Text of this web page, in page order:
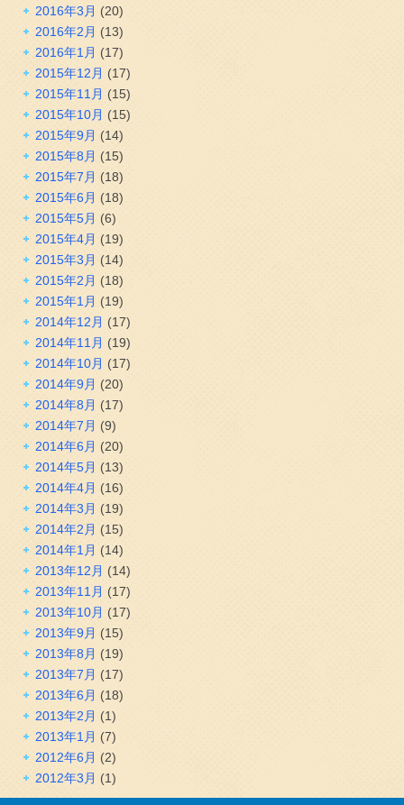
2016年3月 (20)
2016年2月 (13)
2016年1月 (17)
2015年12月 (17)
2015年11月 (15)
2015年10月 (15)
2015年9月 (14)
2015年8月 (15)
2015年7月 (18)
2015年6月 (18)
2015年5月 (6)
2015年4月 (19)
2015年3月 (14)
2015年2月 (18)
2015年1月 (19)
2014年12月 (17)
2014年11月 (19)
2014年10月 (17)
2014年9月 (20)
2014年8月 (17)
2014年7月 (9)
2014年6月 (20)
2014年5月 (13)
2014年4月 (16)
2014年3月 (19)
2014年2月 (15)
2014年1月 (14)
2013年12月 (14)
2013年11月 (17)
2013年10月 (17)
2013年9月 (15)
2013年8月 (19)
2013年7月 (17)
2013年6月 (18)
2013年2月 (1)
2013年1月 (7)
2012年6月 (2)
2012年3月 (1)